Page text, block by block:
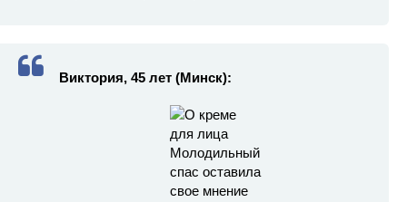
Виктория, 45 лет (Минск):